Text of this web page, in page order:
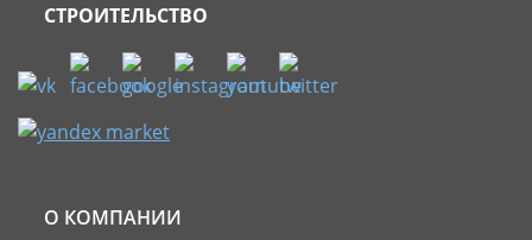
СТРОИТЕЛЬСТВО
О КОМПАНИИ